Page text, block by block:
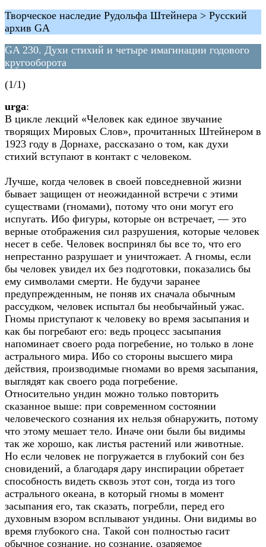
Творческое наследие Рудольфа Штейнера > Русский
архив GA
GA 230. Духи стихий и четыре имагинации годового
кругооборота
(1/1)
urga:
В цикле лекций «Человек как единое звучание
творящих Мировых Слов», прочитанных Штейнером в
1923 году в Дорнахе, рассказано о том, как духи
стихий вступают в контакт с человеком.
Лучше, когда человек в своей повседневной жизни
бывает защищен от неожиданной встречи с этими
существами (гномами), потому что они могут его
испугать. Ибо фигуры, которые он встречает, — это
верные отображения сил разрушения, которые человек
несет в себе. Человек воспринял бы все то, что его
непрестанно разрушает и уничтожает. А гномы, если
бы человек увидел их без подготовки, показались бы
ему символами смерти. Не будучи заранее
предупрежденным, не поняв их сначала обычным
рассудком, человек испытал бы необычайный ужас.
Гномы приступают к человеку во время засыпания и
как бы погребают его: ведь процесс засыпания
напоминает своего рода погребение, но только в лоне
астрального мира. Ибо со стороны высшего мира
действия, производимые гномами во время засыпания,
выглядят как своего рода погребение.
Относительно ундин можно только повторить
сказанное выше: при современном состоянии
человеческого сознания их нельзя обнаружить, потому
что этому мешает тело. Иначе они были бы видимы
так же хорошо, как листья растений или животные.
Но если человек не погружается в глубокий сон без
сновидений, а благодаря дару инспирации обретает
способность видеть сквозь этот сон, тогда из того
астрального океана, в который гномы в момент
засыпания его, так сказать, погребли, перед его
духовным взором всплывают ундины. Они видимы во
время глубокого сна. Такой сон полностью гасит
обычное сознание, но сознание, озаряемое